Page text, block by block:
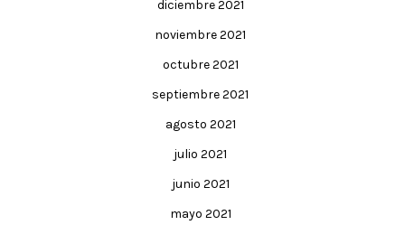
diciembre 2021
noviembre 2021
octubre 2021
septiembre 2021
agosto 2021
julio 2021
junio 2021
mayo 2021